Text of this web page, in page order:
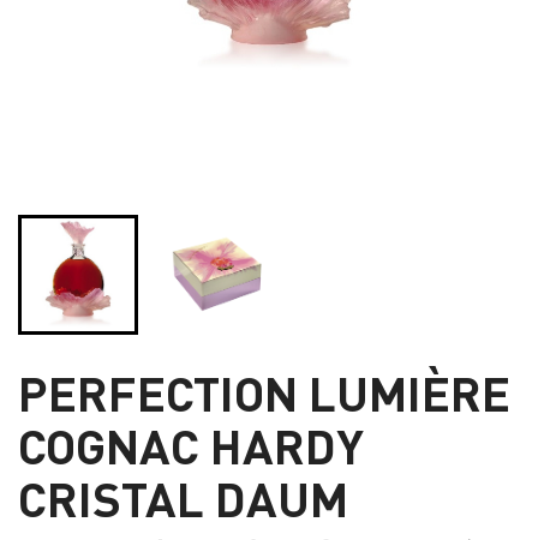
PERFECTION LUMIÈRE
COGNAC HARDY
CRISTAL DAUM